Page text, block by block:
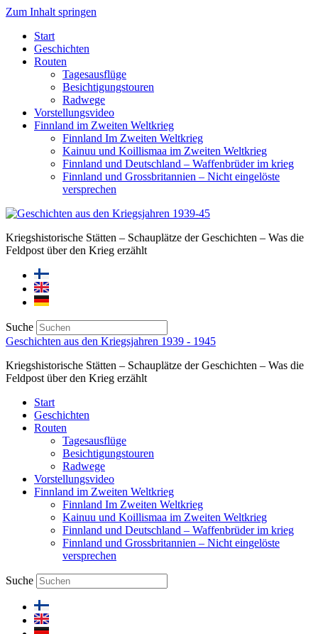
Zum Inhalt springen
Start
Geschichten
Routen
Tagesausflüge
Besichtigungstouren
Radwege
Vorstellungsvideo
Finnland im Zweiten Weltkrieg
Finnland Im Zweiten Weltkrieg
Kainuu und Koillismaa im Zweiten Weltkrieg
Finnland und Deutschland – Waffenbrüder im krieg
Finnland und Grossbritannien – Nicht eingelöste
versprechen
Kriegshistorische Stätten – Schauplätze der Geschichten – Was die
Feldpost über den Krieg erzählt
Suche
Geschichten aus den Kriegsjahren 1939 - 1945
Kriegshistorische Stätten – Schauplätze der Geschichten – Was die
Feldpost über den Krieg erzählt
Start
Geschichten
Routen
Tagesausflüge
Besichtigungstouren
Radwege
Vorstellungsvideo
Finnland im Zweiten Weltkrieg
Finnland Im Zweiten Weltkrieg
Kainuu und Koillismaa im Zweiten Weltkrieg
Finnland und Deutschland – Waffenbrüder im krieg
Finnland und Grossbritannien – Nicht eingelöste
versprechen
Suche